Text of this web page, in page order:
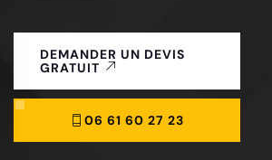
DEMANDER UN DEVIS
GRATUIT
06 61 60 27 23